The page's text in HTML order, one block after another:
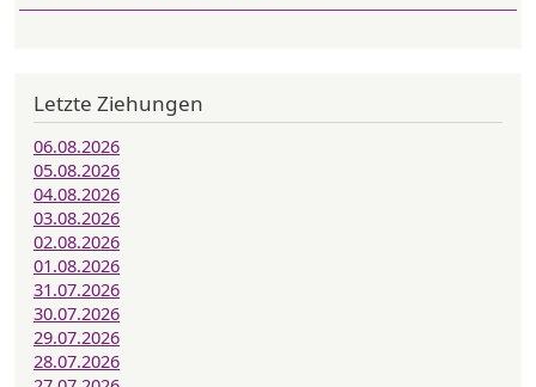
Letzte Ziehungen
06.08.2026
05.08.2026
04.08.2026
03.08.2026
02.08.2026
01.08.2026
31.07.2026
30.07.2026
29.07.2026
28.07.2026